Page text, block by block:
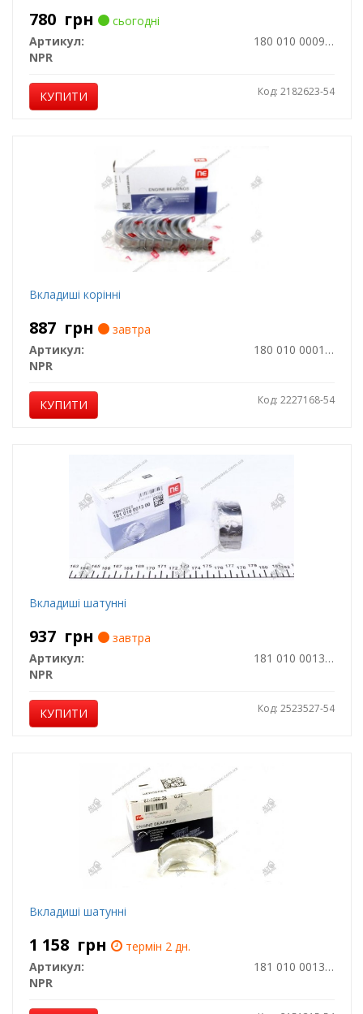
780 грн
сьогодні
Артикул:
180 010 0009 15
NPR
КУПИТИ Код: 2182623-54
Вкладиші корінні
887 грн
завтра
Артикул:
180 010 0001 00
NPR
КУПИТИ Код: 2227168-54
Вкладиші шатунні
937 грн
завтра
Артикул:
181 010 0013 00
NPR
КУПИТИ Код: 2523527-54
Вкладиші шатунні
1 158 грн
термін 2 дн.
Артикул:
181 010 0013 15
NPR